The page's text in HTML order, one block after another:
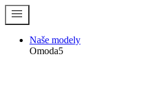
menu
Naše modely
Omoda5